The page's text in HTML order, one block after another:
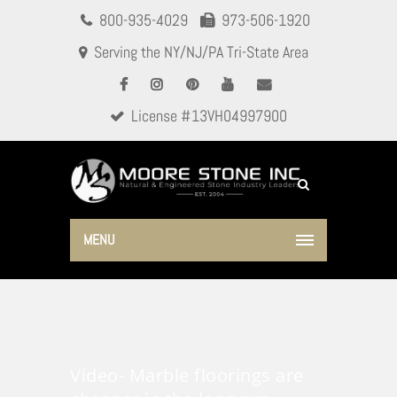
800-935-4029
973-506-1920
Serving the NY/NJ/PA Tri-State Area
License #13VH04997900
MENU